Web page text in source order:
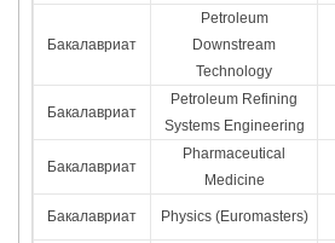
Бакалавриат
Petroleum
Downstream
Technology
Бакалавриат
Petroleum Refining
Systems Engineering
Бакалавриат
Pharmaceutical
Medicine
Бакалавриат Physics (Euromasters)